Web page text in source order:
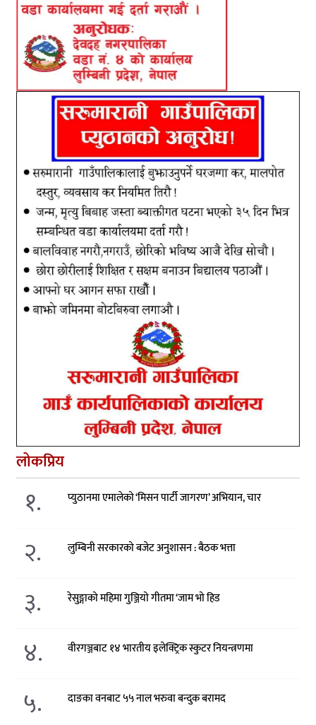
लोकप्रिय
१. प्युठानमा एमालेको ‘मिसन पार्टी जागरण’ अभियान, चार
२. लुम्बिनी सरकारको बजेट अनुशासन : बैठक भत्ता
३. रेसुङ्गाको महिमा गुञ्जियो गीतमा ‘जाम भो हिड
४. वीरगञ्जबाट १४ भारतीय इलेक्ट्रिक स्कुटर नियन्त्रणमा
५. दाङका वनबाट ५५ नाल भरुवा बन्दुक बरामद